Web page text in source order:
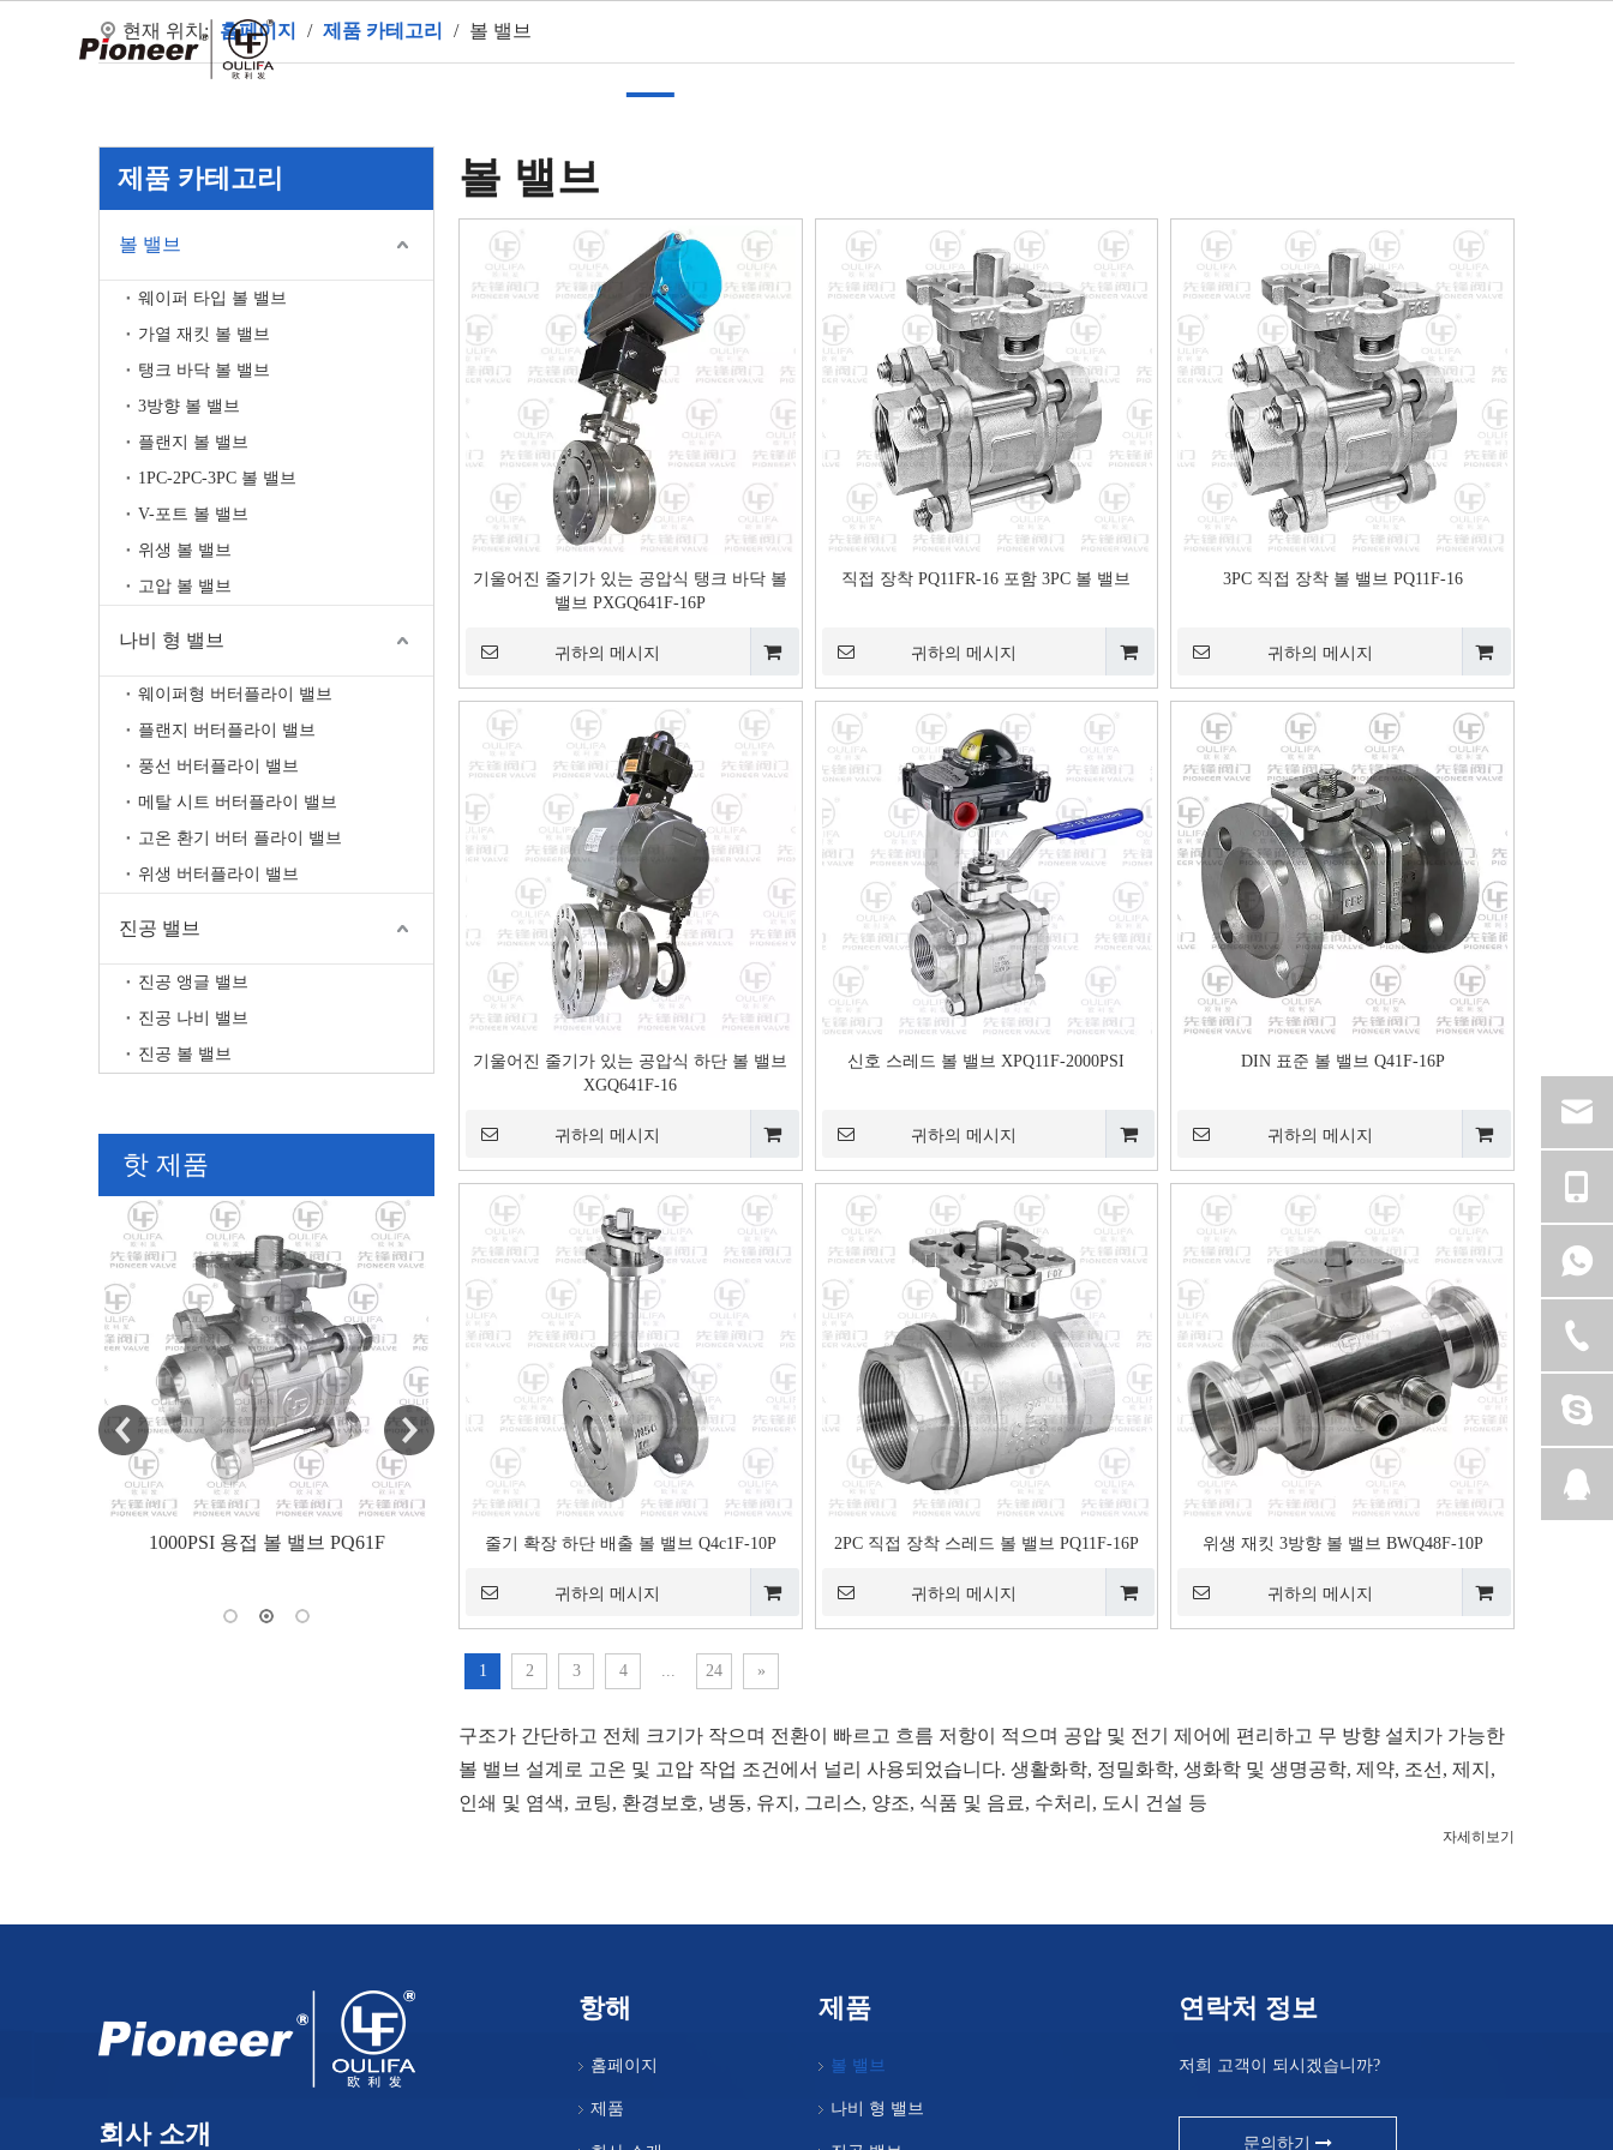
현재 위치: 홈페이지 / 제품 카테고리 / 볼 밸브
제품 카테고리
볼 밸브
웨이퍼 타입 볼 밸브
가열 재킷 볼 밸브
탱크 바닥 볼 밸브
3방향 볼 밸브
플랜지 볼 밸브
1PC-2PC-3PC 볼 밸브
V-포트 볼 밸브
위생 볼 밸브
고압 볼 밸브
나비 형 밸브
웨이퍼형 버터플라이 밸브
플랜지 버터플라이 밸브
풍선 버터플라이 밸브
메탈 시트 버터플라이 밸브
고온 환기 버터 플라이 밸브
위생 버터플라이 밸브
진공 밸브
진공 앵글 밸브
진공 나비 밸브
진공 볼 밸브
핫 제품
용접 볼 밸브 PQ61F
Insulated Signal Flanged Ball Valve
기울어진 줄기가 있는 탱크 바닥 볼 밸
브 XGQ41F-16P
볼 밸브
기울어진 줄기가 있는 공압식 탱크 바닥 볼
밸브 PXGQ641F-16P
귀하의 메시지
직접 장착 PQ11FR-16 포함 3PC 볼 밸브
귀하의 메시지
3PC 직접 장착 볼 밸브 PQ11F-16
귀하의 메시지
기울어진 줄기가 있는 공압식 하단 볼 밸브
XGQ641F-16
귀하의 메시지
신호 스레드 볼 밸브 XPQ11F-2000PSI
귀하의 메시지
DIN 표준 볼 밸브 Q41F-16P
귀하의 메시지
줄기 확장 하단 배출 볼 밸브 Q4c1F-10P
귀하의 메시지
2PC 직접 장착 스레드 볼 밸브 PQ11F-16P
귀하의 메시지
위생 재킷 3방향 볼 밸브 BWQ48F-10P
귀하의 메시지
1 2 3 4 ... 24 »
구조가 간단하고 전체 크기가 작으며 전환이 빠르고 흐름 저항이 적으며 공압 및 전기 제어에 편리하고 무 방향 설치가 가능한
볼 밸브 설계로 고온 및 고압 작업 조건에서 널리 사용되었습니다. 생활화학, 정밀화학, 생화학 및 생명공학, 제약, 조선, 제지,
인쇄 및 염색, 코팅, 환경보호, 냉동, 유지, 그리스, 양조, 식품 및 음료, 수처리, 도시 건설 등
자세히보기
회사 소개
항해
홈페이지
제품
제품
볼 밸브
나비 형 밸브
연락처 정보
저희 고객이 되시겠습니까?
문의하기